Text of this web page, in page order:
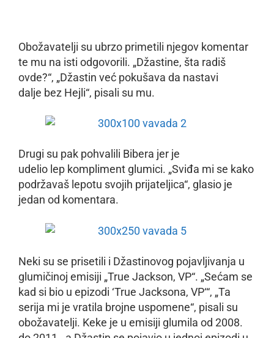
Obožavatelji su ubrzo primetili njegov komentar
te mu na isti odgovorili. „Džastine, šta radiš
ovde?“, „Džastin već pokušava da nastavi
dalje bez Hejli“, pisali su mu.
Drugi su pak pohvalili Bibera jer je
udelio lep kompliment glumici. „Sviđa mi se kako
podržavaš lepotu svojih prijateljica“, glasio je
jedan od komentara.
Neki su se prisetili i Džastinovog pojavljivanja u
glumičinoj emisiji „True Jackson, VP“. „Sećam se
kad si bio u epizodi ‘True Jacksona, VP‘“, „Ta
serija mi je vratila brojne uspomene“, pisali su
obožavatelji. Keke je u emisiji glumila od 2008.